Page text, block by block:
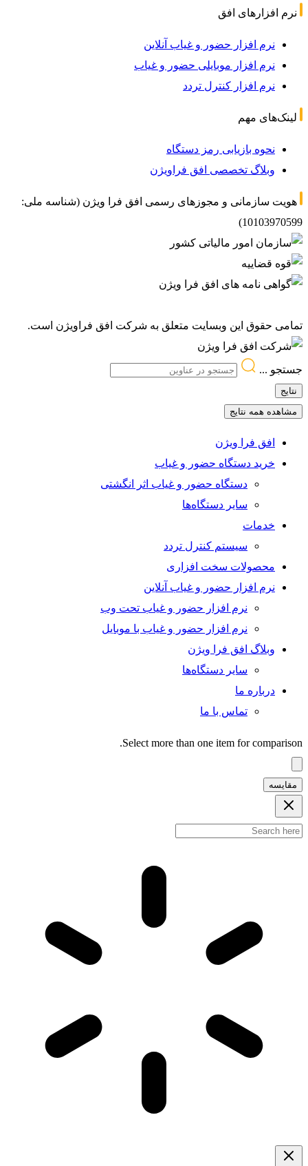
نرم افزارهای افق
نرم افزار حضور و غیاب آنلاین
نرم افزار موبایلی حضور و غیاب
نرم افزار کنترل تردد
لینک‌های مهم
نحوه بازیابی رمز دستگاه
وبلاگ تخصصی افق فراویژن
هویت سازمانی و مجوزهای رسمی افق فرا ویژن (شناسه ملی:
10103970599)
تمامی حقوق این وبسایت متعلق به شرکت افق فراویژن است.
جستجو ...
نتایج
مشاهده همه نتایج
افق فرا ویژن
خرید دستگاه حضور و غیاب
دستگاه حضور و غیاب اثر انگشتی
سایر دستگاه‌ها
خدمات
سیستم کنترل تردد
محصولات سخت افزاری
نرم افزار حضور و غیاب آنلاین
نرم افزار حضور و غیاب تحت وب
نرم افزار حضور و غیاب با موبایل
وبلاگ افق فرا ویژن
سایر دستگاه‌ها
درباره ما
تماس با ما
Select more than one item for comparison.
مقایسه